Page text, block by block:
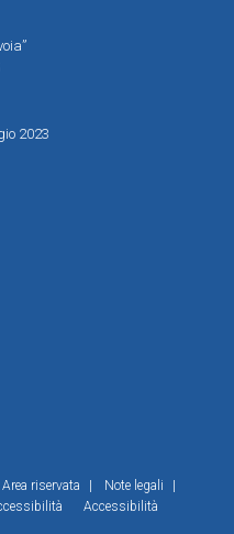
2023
Area riservata Note legali
Accessibilità